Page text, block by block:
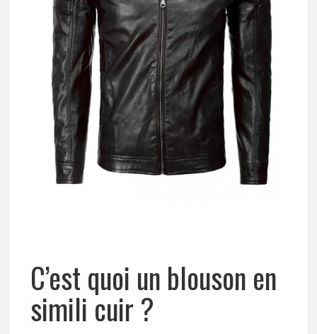
C’est quoi un blouson en
simili cuir ?